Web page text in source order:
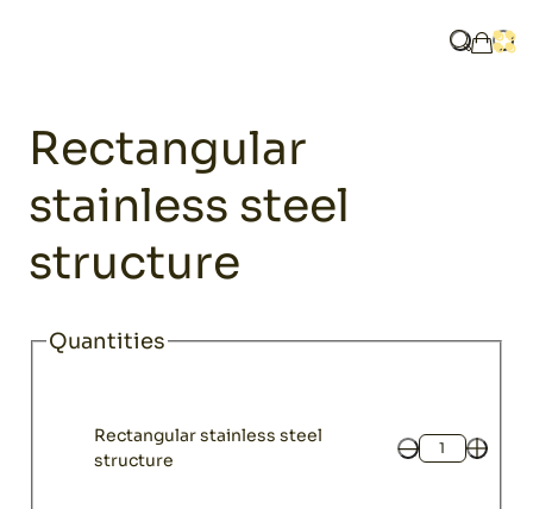
What are
My
Rectangular
stainless steel
structure
Quantities
Rectangular stainless steel
structure
Quantity